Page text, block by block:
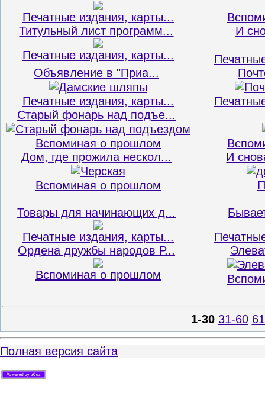
Печатные издания, карты...
Титульный лист программ...
Печатные издания, карты...
И
Объявление в "Приа...
Печатные издания, карты...
Старый фонарь над подъе...
Вспоминая о прошлом
Дом, где прожила нескол...
Вспоминая о прошлом
И
Товары для начинающих д...
Печатные издания, карты...
Ордена дружбы народов Р...
Вспоминая о прошлом
1-30 31-60
Полная версия сайта